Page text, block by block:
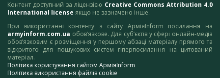
Контент доступний за ліцензією Creative Commons Attribution 4.0
International license якщо не зазначено інше.
При використанні контенту з сайту АрміяInform посилання на
armyinform.com.ua обов’язкове. Для суб’єктів у сфері онлайн-медіа
обов’язковим є розміщення у першому абзаці матеріалу прямого та
відкритого для пошукових систем гіперпосилання на цитований
матеріал.
Політика користування сайтом АрміяInform
Політика використання файлів cookie